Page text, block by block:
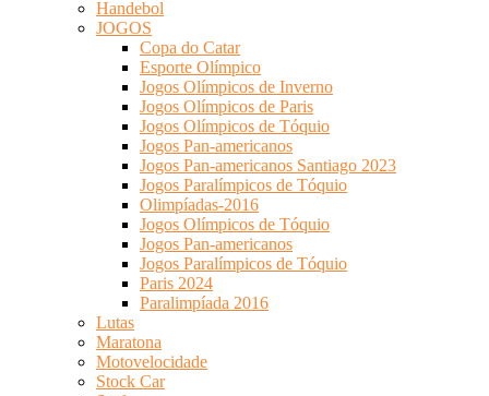
Handebol
JOGOS
Copa do Catar
Esporte Olímpico
Jogos Olímpicos de Inverno
Jogos Olímpicos de Paris
Jogos Olímpicos de Tóquio
Jogos Pan-americanos
Jogos Pan-americanos Santiago 2023
Jogos Paralímpicos de Tóquio
Olimpíadas-2016
Jogos Olímpicos de Tóquio
Jogos Pan-americanos
Jogos Paralímpicos de Tóquio
Paris 2024
Paralimpíada 2016
Lutas
Maratona
Motovelocidade
Stock Car